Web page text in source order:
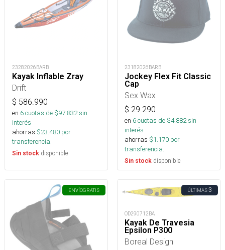
23282026BARB
Kayak Inflable Zray
Drift
$ 586.990
en 6cuotas de $97.832sin
interés
ahorras $23.480 por
transferencia.
Sin stock disponible
23182026BARB
Jockey Flex Fit Classic
Cap
Sex Wax
$ 29.290
en 6cuotas de $4.882sin
interés
ahorras $1.170 por
transferencia.
Sin stock disponible
ENVÍOGRATIS ÚLTIMAS3
OD290712BA
Kayak De Travesia
Epsilon P300
Boreal Design